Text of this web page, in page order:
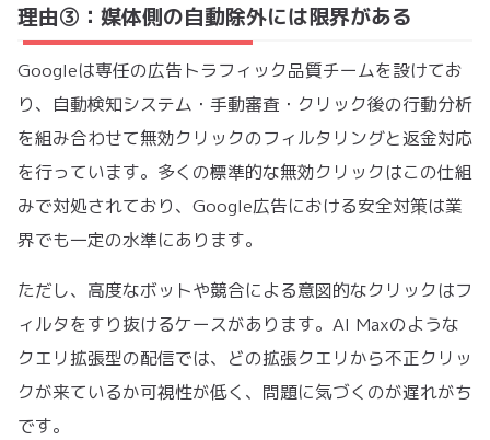
理由③：媒体側の自動除外には限界がある
Googleは専任の広告トラフィック品質チームを設けてお
り、自動検知システム・手動審査・クリック後の行動分析
を組み合わせて無効クリックのフィルタリングと返金対応
を行っています。多くの標準的な無効クリックはこの仕組
みで対処されており、Google広告における安全対策は業
界でも一定の水準にあります。
ただし、高度なボットや競合による意図的なクリックはフ
ィルタをすり抜けるケースがあります。AI Maxのような
クエリ拡張型の配信では、どの拡張クエリから不正クリッ
クが来ているか可視性が低く、問題に気づくのが遅れがち
です。